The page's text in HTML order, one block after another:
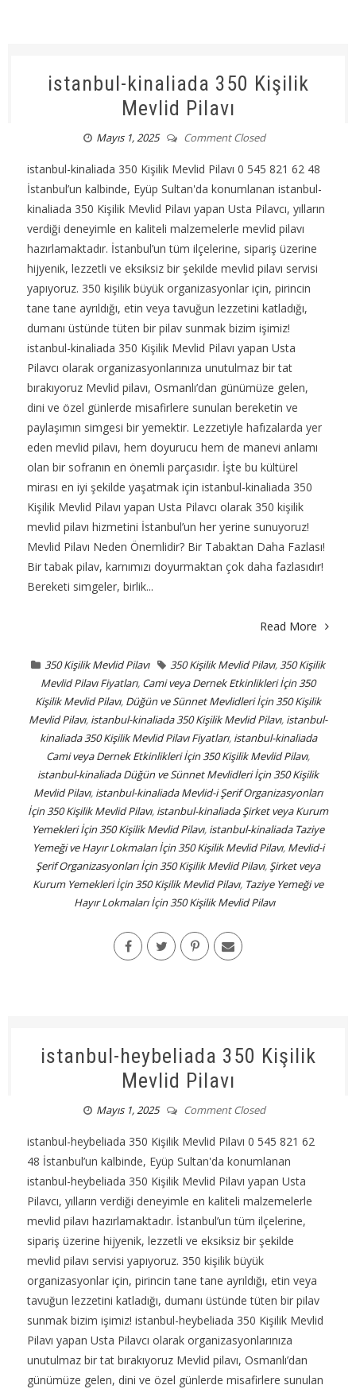
istanbul-kinaliada 350 Kişilik
Mevlid Pilavı
Mayıs 1, 2025 Comment Closed
istanbul-kinaliada 350 Kişilik Mevlid Pilavı 0 545 821 62 48
İstanbul’un kalbinde, Eyüp Sultan'da konumlanan istanbul-
kinaliada 350 Kişilik Mevlid Pilavı yapan Usta Pilavcı, yılların
verdiği deneyimle en kaliteli malzemelerle mevlid pilavı
hazırlamaktadır. İstanbul’un tüm ilçelerine, sipariş üzerine
hijyenik, lezzetli ve eksiksiz bir şekilde mevlid pilavı servisi
yapıyoruz. 350 kişilik büyük organizasyonlar için, pirincin
tane tane ayrıldığı, etin veya tavuğun lezzetini katladığı,
dumanı üstünde tüten bir pilav sunmak bizim işimiz!
istanbul-kinaliada 350 Kişilik Mevlid Pilavı yapan Usta
Pilavcı olarak organizasyonlarınıza unutulmaz bir tat
bırakıyoruz Mevlid pilavı, Osmanlı’dan günümüze gelen,
dini ve özel günlerde misafirlere sunulan bereketin ve
paylaşımın simgesi bir yemektir. Lezzetiyle hafızalarda yer
eden mevlid pilavı, hem doyurucu hem de manevi anlamı
olan bir sofranın en önemli parçasıdır. İşte bu kültürel
mirası en iyi şekilde yaşatmak için istanbul-kinaliada 350
Kişilik Mevlid Pilavı yapan Usta Pilavcı olarak 350 kişilik
mevlid pilavı hizmetini İstanbul’un her yerine sunuyoruz!
Mevlid Pilavı Neden Önemlidir? Bir Tabaktan Daha Fazlası!
Bir tabak pilav, karnımızı doyurmaktan çok daha fazlasıdır!
Bereketi simgeler, birlik...
Read More
350 Kişilik Mevlid Pilavı 350 Kişilik Mevlid Pilavı,350 Kişilik
Mevlid Pilavı Fiyatları, Cami veya Dernek Etkinlikleri İçin 350
Kişilik Mevlid Pilavı, Düğün ve Sünnet Mevlidleri İçin 350 Kişilik
Mevlid Pilavı, istanbul-kinaliada 350 Kişilik Mevlid Pilavı, istanbul-
kinaliada 350 Kişilik Mevlid Pilavı Fiyatları, istanbul-kinaliada
Cami veya Dernek Etkinlikleri İçin 350 Kişilik Mevlid Pilavı,
istanbul-kinaliada Düğün ve Sünnet Mevlidleri İçin 350 Kişilik
Mevlid Pilavı, istanbul-kinaliada Mevlid-i Şerif Organizasyonları
İçin 350 Kişilik Mevlid Pilavı, istanbul-kinaliada Şirket veya Kurum
Yemekleri İçin 350 Kişilik Mevlid Pilavı, istanbul-kinaliada Taziye
Yemeği ve Hayır Lokmaları İçin 350 Kişilik Mevlid Pilavı, Mevlid-i
Şerif Organizasyonları İçin 350 Kişilik Mevlid Pilavı,Şirket veya
Kurum Yemekleri İçin 350 Kişilik Mevlid Pilavı, Taziye Yemeği ve
Hayır Lokmaları İçin 350 Kişilik Mevlid Pilavı
istanbul-heybeliada 350 Kişilik
Mevlid Pilavı
Mayıs 1, 2025 Comment Closed
istanbul-heybeliada 350 Kişilik Mevlid Pilavı 0 545 821 62
48 İstanbul’un kalbinde, Eyüp Sultan'da konumlanan
istanbul-heybeliada 350 Kişilik Mevlid Pilavı yapan Usta
Pilavcı, yılların verdiği deneyimle en kaliteli malzemelerle
mevlid pilavı hazırlamaktadır. İstanbul’un tüm ilçelerine,
sipariş üzerine hijyenik, lezzetli ve eksiksiz bir şekilde
mevlid pilavı servisi yapıyoruz. 350 kişilik büyük
organizasyonlar için, pirincin tane tane ayrıldığı, etin veya
tavuğun lezzetini katladığı, dumanı üstünde tüten bir pilav
sunmak bizim işimiz! istanbul-heybeliada 350 Kişilik Mevlid
Pilavı yapan Usta Pilavcı olarak organizasyonlarınıza
unutulmaz bir tat bırakıyoruz Mevlid pilavı, Osmanlı’dan
günümüze gelen, dini ve özel günlerde misafirlere sunulan